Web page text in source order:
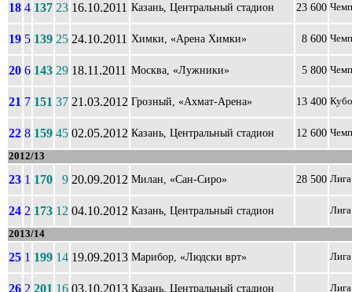
18 4 137 23 16.10.2011 Казань, Центральный стадион 23 600
19 5 139 25 24.10.2011 Химки, «Арена Химки» 8 600
20 6 143 29 18.11.2011 Москва, «Лужники» 5 800
21 7 151 37 21.03.2012 Грозный, «Ахмат-Арена» 13 400
22 8 159 45 02.05.2012 Казань, Центральный стадион 12 600
2012/13
23 1 170 9 20.09.2012 Милан, «Сан-Сиро» 28 500
24 2 173 12 04.10.2012 Казань, Центральный стадион
2013/14
25 1 199 14 19.09.2013 Марибор, «Людски врт»
26 2 201 16 03.10.2013 Казань, Центральный стадион